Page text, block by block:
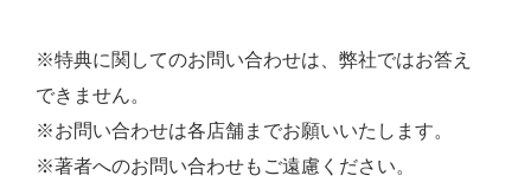
※特典に関してのお問い合わせは、弊社ではお答え
できません。
※お問い合わせは各店舗までお願いいたします。
※著者へのお問い合わせもご遠慮ください。